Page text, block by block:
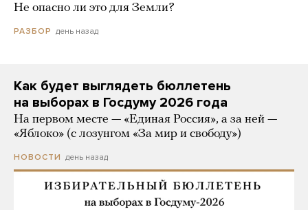
Не опасно ли это для Земли?
РАЗБОР день назад
Как будет выглядеть бюллетень
на выборах в Госдуму 2026 года
На первом месте — «Единая Россия», а за ней —
«Яблоко» (с лозунгом «За мир и свободу»)
НОВОСТИ день назад